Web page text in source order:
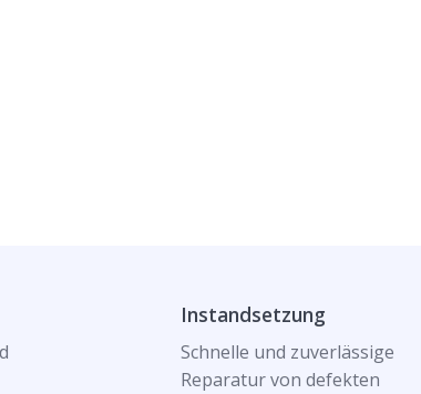
Instandsetzung
Schnelle und zuverlässige
Reparatur von defekten